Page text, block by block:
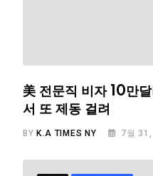
美 전문직 비자 10만
서 또 제동 걸려
BY K.A TIMES NY 7월